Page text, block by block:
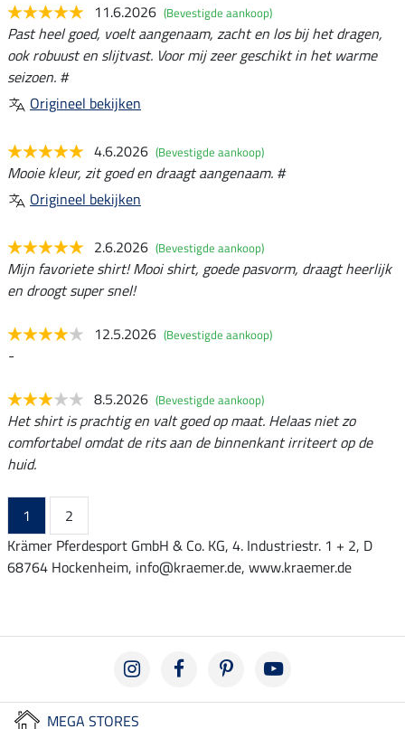
11.6.2026 (Bevestigde aankoop)
Past heel goed, voelt aangenaam, zacht en los bij het dragen,
ook robuust en slijtvast. Voor mij zeer geschikt in het warme
seizoen. #
Origineel bekijken
4.6.2026 (Bevestigde aankoop)
Mooie kleur, zit goed en draagt aangenaam. #
Origineel bekijken
2.6.2026 (Bevestigde aankoop)
Mijn favoriete shirt! Mooi shirt, goede pasvorm, draagt heerlijk
en droogt super snel!
12.5.2026 (Bevestigde aankoop)
-
8.5.2026 (Bevestigde aankoop)
Het shirt is prachtig en valt goed op maat. Helaas niet zo
comfortabel omdat de rits aan de binnenkant irriteert op de
huid.
1
2
Krämer Pferdesport GmbH & Co. KG, 4. Industriestr. 1 + 2, D
68764 Hockenheim, info@kraemer.de, www.kraemer.de
MEGA STORES